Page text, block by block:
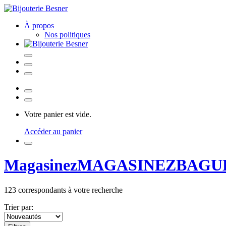
À propos
Nos politiques
Votre panier est vide.
Accéder au panier
MagasinezMAGASINEZ
123 correspondants à votre recherche
Trier par: